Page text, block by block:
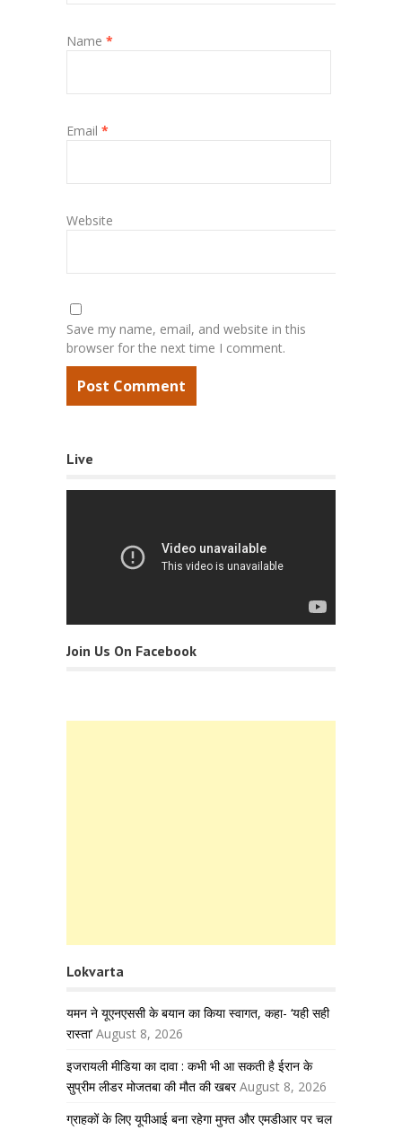
Name *
Email *
Website
Save my name, email, and website in this
browser for the next time I comment.
Live
Join Us On Facebook
Lokvarta
यमन ने यूएनएससी के बयान का किया स्वागत, कहा- ‘यही सही
रास्ता’ August 8, 2026
इजरायली मीडिया का दावा : कभी भी आ सकती है ईरान के
सुप्रीम लीडर मोजतबा की मौत की खबर August 8, 2026
ग्राहकों के लिए यूपीआई बना रहेगा मुफ्त और एमडीआर पर चल